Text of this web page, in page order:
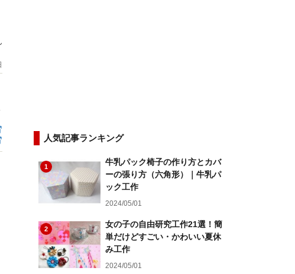
人気記事ランキング
1
牛乳パック椅子の作り方とカバ
ーの張り方（六角形）｜牛乳パ
ック工作
2024/05/01
2
女の子の自由研究工作21選！簡
単だけどすごい・かわいい夏休
み工作
2024/05/01